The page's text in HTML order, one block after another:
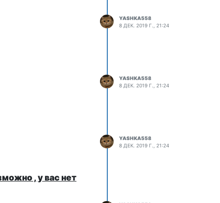
YASHKA558
8 ДЕК. 2019 Г., 21:24
YASHKA558
8 ДЕК. 2019 Г., 21:24
YASHKA558
8 ДЕК. 2019 Г., 21:24
, у вас нет